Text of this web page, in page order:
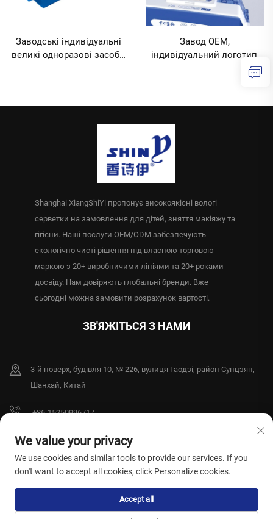
Заводські індивідуальні
великі одноразові засоби
мінімальний обсяг
замовлення 10000
Завод OEM,
індивідуальний логотип,
жирових плям MOQ 10000
Shanghai XiangShiYi пропонує високоякісні вологі
серветки на замовлення для дітей, зняття макіяжу та
гігієни. Наші послуги OEM/ODM забезпечують
екологічно чисті рішення під власною торговою
маркою з 20+ виробничими лініями та 20+ роками
досвіду. Нам довіряють глобальні бренди. Вже
сьогодні можна замовити розрахунок вартості.
ЗВ'ЯЖІТЬСЯ З НАМИ
3-й поверх, будівля 10, № 226, вулиця Гаодзі, район Сунцзян,
Шанхай, Китай
+86-15250996717
[email protected]
Авторські права © 2026, компанія Shanghai Xiangshiyi Hygiene Products
Co., Ltd. Всі права захищені. Політика конфіденційності
We value your privacy
We use cookies and similar tools to provide our services. If you
don't want to accept all cookies, click Personalize cookies.
Accept all